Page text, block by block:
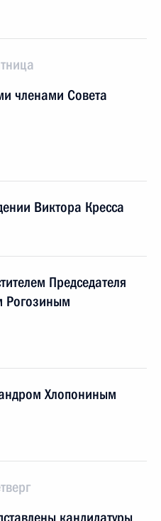
членами Совета
Виктора Кресса
Председателя
Рогозиным
Хлопониным
кандидатуры